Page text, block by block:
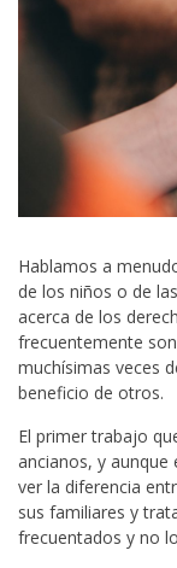
Hablamos a
de los niños o de
acerca de los
frecuentemente
muchísimas veces
beneficio de otros.
El primer trabajo
ancianos, y aunque
ver la diferencia
sus familiares y
frecuentados y no